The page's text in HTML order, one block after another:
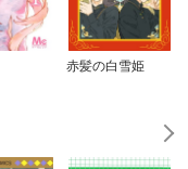
赤髪の白雪姫